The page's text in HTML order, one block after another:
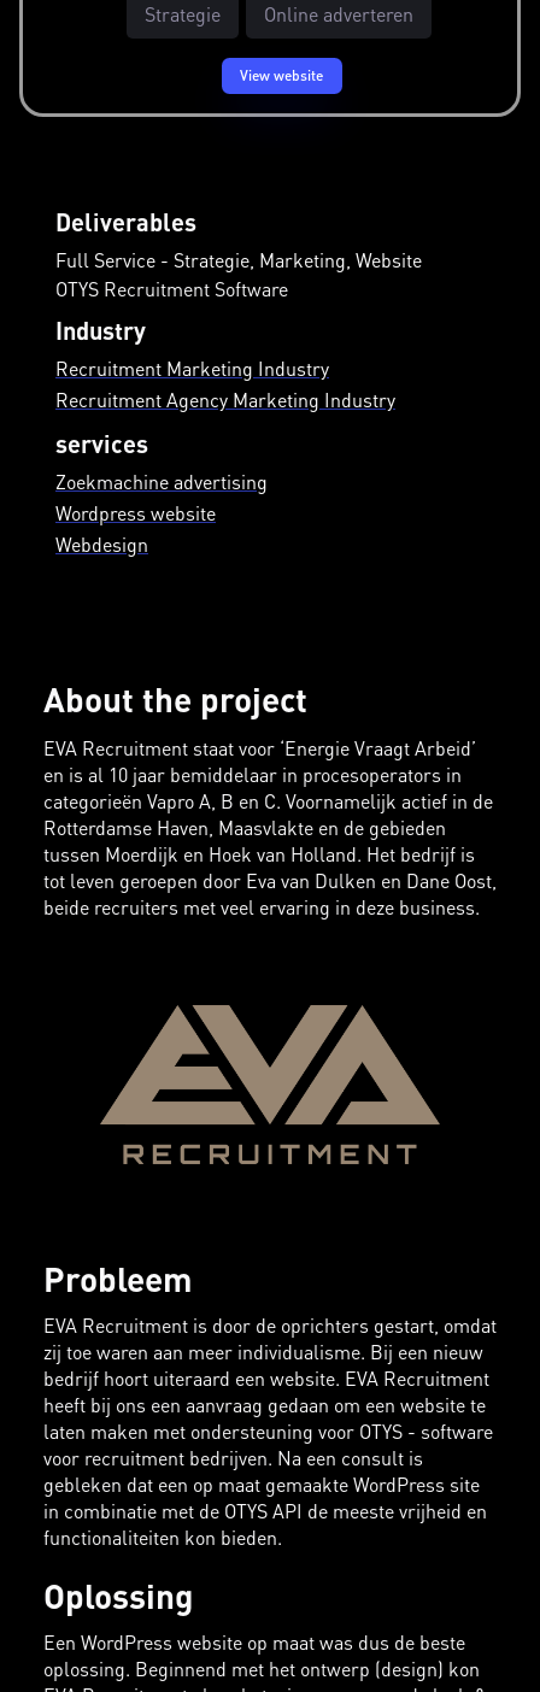
Strategie Online adverteren
View website
Deliverables
Full Service - Strategie, Marketing, Website
OTYS Recruitment Software
Industry
Recruitment Marketing Industry
Recruitment Agency Marketing Industry
services
Zoekmachine advertising
Wordpress website
Webdesign
About the project
EVA Recruitment staat voor ‘Energie Vraagt Arbeid’
en is al 10 jaar bemiddelaar in procesoperators in
categorieën Vapro A, B en C. Voornamelijk actief in de
Rotterdamse Haven, Maasvlakte en de gebieden
tussen Moerdijk en Hoek van Holland. Het bedrijf is
tot leven geroepen door Eva van Dulken en Dane Oost,
beide recruiters met veel ervaring in deze business.
Probleem
EVA Recruitment is door de oprichters gestart, omdat
zij toe waren aan meer individualisme. Bij een nieuw
bedrijf hoort uiteraard een website. EVA Recruitment
heeft bij ons een aanvraag gedaan om een website te
laten maken met ondersteuning voor OTYS - software
voor recruitment bedrijven. Na een consult is
gebleken dat een op maat gemaakte WordPress site
in combinatie met de OTYS API de meeste vrijheid en
functionaliteiten kon bieden.
Oplossing
Een WordPress website op maat was dus de beste
oplossing. Beginnend met het ontwerp (design) kon